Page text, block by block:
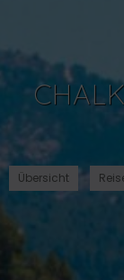
Übersicht